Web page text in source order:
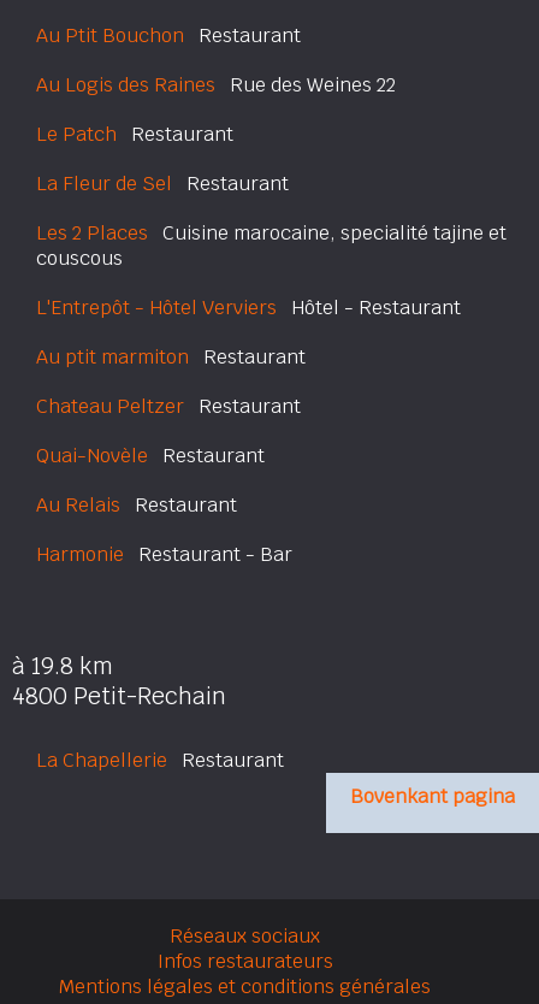
Au Ptit Bouchon Restaurant
Au Logis des Raines Rue des Weines 22
Le Patch Restaurant
La Fleur de Sel Restaurant
Les 2 Places Cuisine marocaine, specialité tajine et
couscous
L'Entrepôt - Hôtel Verviers Hôtel - Restaurant
Au ptit marmiton Restaurant
Chateau Peltzer Restaurant
Quai-Novèle Restaurant
Au Relais Restaurant
Harmonie Restaurant - Bar
à 19.8 km
4800 Petit-Rechain
La Chapellerie Restaurant
Bovenkant pagina
Réseaux sociaux
Infos restaurateurs
Mentions légales et conditions générales